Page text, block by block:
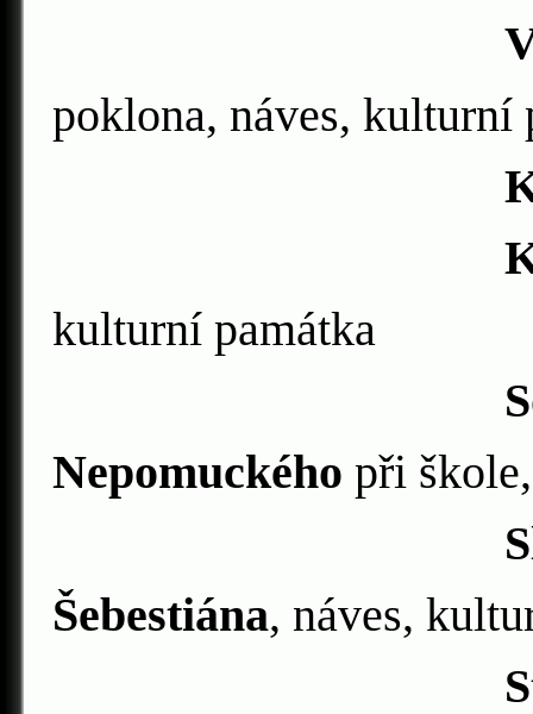
poklona, náves, kulturní
kulturní památka
Socha
Nepomuckého při
Sloup se
Šebestiána, náves,
Stodola u